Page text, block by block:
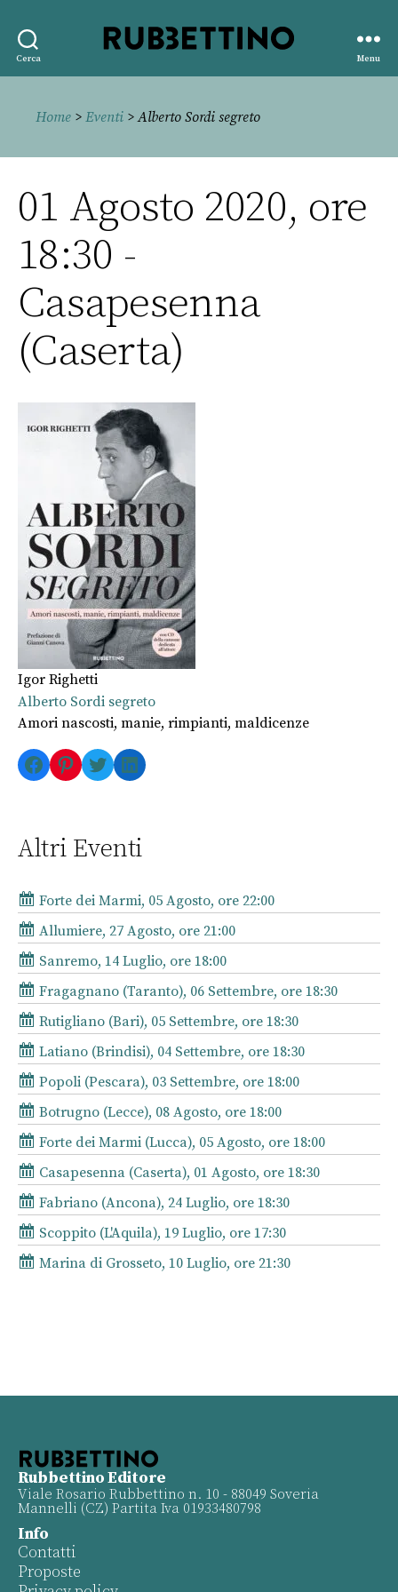
Cerca
editore
Menu
Home > Eventi > Alberto Sordi segreto
01 Agosto 2020, ore
18:30 -
Casapesenna
(Caserta)
Igor Righetti
Alberto Sordi segreto
Amori nascosti, manie, rimpianti, maldicenze
Facebook
Pinterest
TwitterLinkedIn
Altri Eventi
Forte dei Marmi, 05 Agosto, ore 22:00
Allumiere, 27 Agosto, ore 21:00
Sanremo, 14 Luglio, ore 18:00
Fragagnano (Taranto), 06 Settembre, ore 18:30
Rutigliano (Bari), 05 Settembre, ore 18:30
Latiano (Brindisi), 04 Settembre, ore 18:30
Popoli (Pescara), 03 Settembre, ore 18:00
Botrugno (Lecce), 08 Agosto, ore 18:00
Forte dei Marmi (Lucca), 05 Agosto, ore 18:00
Casapesenna (Caserta), 01 Agosto, ore 18:30
Fabriano (Ancona), 24 Luglio, ore 18:30
Scoppito (L'Aquila), 19 Luglio, ore 17:30
Marina di Grosseto, 10 Luglio, ore 21:30
Rubbettino Editore
Viale Rosario Rubbettino n. 10 - 88049 Soveria
Mannelli (CZ) Partita Iva 01933480798
Info
Contatti
Proposte